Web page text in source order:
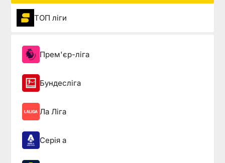
ТОП ліги
Прем'єр-ліга
Бундесліга
Ла Ліга
Серія а